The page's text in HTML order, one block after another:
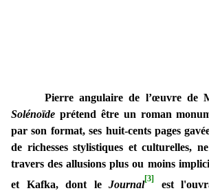
Pierre angulaire de l’œuvre de
Solénoïde prétend être un roman
par son format, ses huit-cents pages
de richesses stylistiques et culturelles,
travers des allusions plus ou moins
et Kafka, dont le Journal[3]
est